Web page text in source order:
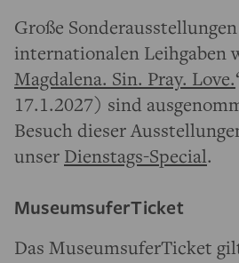
Große
internationalen Leihgaben
Magdalena. Sin. Pray. Love.
17.1.2027) sind
Besuch dieser
unser Dienstags-Special.
MuseumsuferTicket
Das MuseumsuferTicket